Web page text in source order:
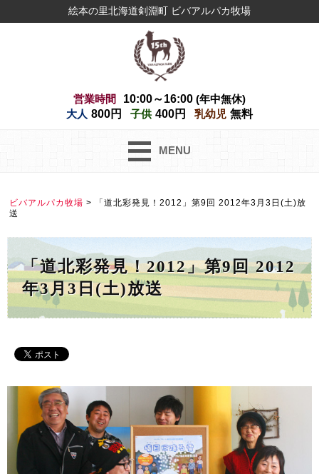
絵本の里北海道剣淵町 ビバアルパカ牧場
営業時間 10:00～16:00 (年中無休)
大人 800円 子供 400円 乳幼児 無料
MENU
ビバアルパカ牧場 >
「道北彩発見！2012」第9回 2012年3月3日(土)放
送
「道北彩発見！2012」第9回 2012
年3月3日(土)放送